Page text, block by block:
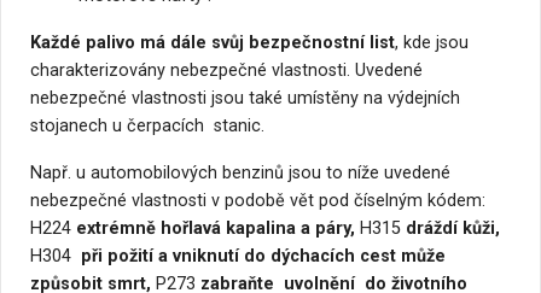
Každé palivo má dále svůj bezpečnostní list, kde jsou
charakterizovány nebezpečné vlastnosti. Uvedené
nebezpečné vlastnosti jsou také umístěny na výdejních
stojanech u čerpacích stanic.
Např. u automobilových benzinů jsou to níže uvedené
nebezpečné vlastnosti v podobě vět pod číselným kódem:
H224 extrémně hořlavá kapalina a páry, H315 dráždí kůži,
H304 při požití a vniknutí do dýchacích cest může
způsobit smrt, P273 zabraňte uvolnění do životního